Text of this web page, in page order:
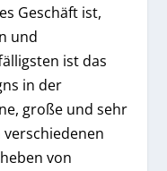
Geschäft ist,
und
ist das
in der
große und sehr
von